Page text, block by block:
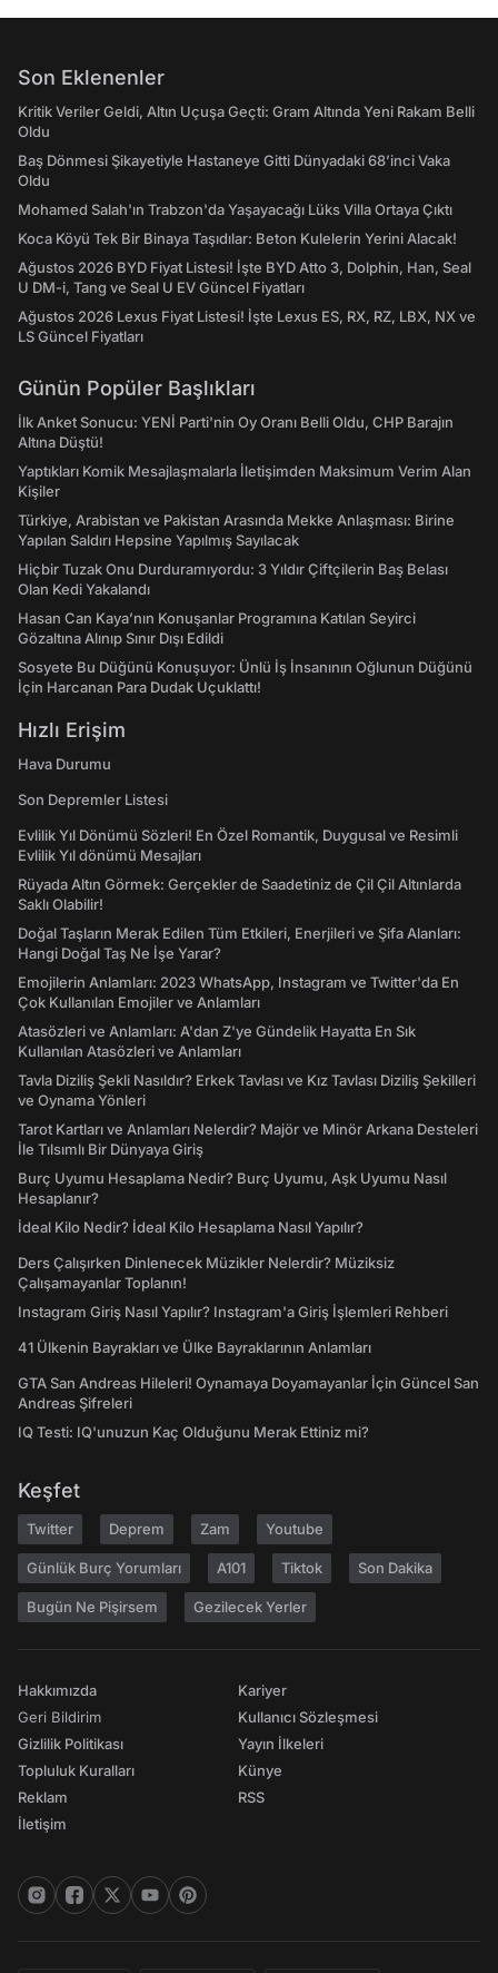
Son Eklenenler
Kritik Veriler Geldi, Altın Uçuşa Geçti: Gram Altında Yeni Rakam Belli
Oldu
Baş Dönmesi Şikayetiyle Hastaneye Gitti Dünyadaki 68’inci Vaka
Oldu
Mohamed Salah'ın Trabzon'da Yaşayacağı Lüks Villa Ortaya Çıktı
Koca Köyü Tek Bir Binaya Taşıdılar: Beton Kulelerin Yerini Alacak!
Ağustos 2026 BYD Fiyat Listesi! İşte BYD Atto 3, Dolphin, Han, Seal
U DM-i, Tang ve Seal U EV Güncel Fiyatları
Ağustos 2026 Lexus Fiyat Listesi! İşte Lexus ES, RX, RZ, LBX, NX ve
LS Güncel Fiyatları
Günün Popüler Başlıkları
İlk Anket Sonucu: YENİ Parti'nin Oy Oranı Belli Oldu, CHP Barajın
Altına Düştü!
Yaptıkları Komik Mesajlaşmalarla İletişimden Maksimum Verim Alan
Kişiler
Türkiye, Arabistan ve Pakistan Arasında Mekke Anlaşması: Birine
Yapılan Saldırı Hepsine Yapılmış Sayılacak
Hiçbir Tuzak Onu Durduramıyordu: 3 Yıldır Çiftçilerin Baş Belası
Olan Kedi Yakalandı
Hasan Can Kaya’nın Konuşanlar Programına Katılan Seyirci
Gözaltına Alınıp Sınır Dışı Edildi
Sosyete Bu Düğünü Konuşuyor: Ünlü İş İnsanının Oğlunun Düğünü
İçin Harcanan Para Dudak Uçuklattı!
Hızlı Erişim
Hava Durumu
Son Depremler Listesi
Evlilik Yıl Dönümü Sözleri! En Özel Romantik, Duygusal ve Resimli
Evlilik Yıl dönümü Mesajları
Rüyada Altın Görmek: Gerçekler de Saadetiniz de Çil Çil Altınlarda
Saklı Olabilir!
Doğal Taşların Merak Edilen Tüm Etkileri, Enerjileri ve Şifa Alanları:
Hangi Doğal Taş Ne İşe Yarar?
Emojilerin Anlamları: 2023 WhatsApp, Instagram ve Twitter'da En
Çok Kullanılan Emojiler ve Anlamları
Atasözleri ve Anlamları: A'dan Z'ye Gündelik Hayatta En Sık
Kullanılan Atasözleri ve Anlamları
Tavla Diziliş Şekli Nasıldır? Erkek Tavlası ve Kız Tavlası Diziliş Şekilleri
ve Oynama Yönleri
Tarot Kartları ve Anlamları Nelerdir? Majör ve Minör Arkana Desteleri
İle Tılsımlı Bir Dünyaya Giriş
Burç Uyumu Hesaplama Nedir? Burç Uyumu, Aşk Uyumu Nasıl
Hesaplanır?
İdeal Kilo Nedir? İdeal Kilo Hesaplama Nasıl Yapılır?
Ders Çalışırken Dinlenecek Müzikler Nelerdir? Müziksiz
Çalışamayanlar Toplanın!
Instagram Giriş Nasıl Yapılır? Instagram'a Giriş İşlemleri Rehberi
41 Ülkenin Bayrakları ve Ülke Bayraklarının Anlamları
GTA San Andreas Hileleri! Oynamaya Doyamayanlar İçin Güncel San
Andreas Şifreleri
IQ Testi: IQ'unuzun Kaç Olduğunu Merak Ettiniz mi?
Keşfet
Twitter Deprem Zam Youtube
Günlük Burç Yorumları A101 Tiktok Son Dakika
Bugün Ne Pişirsem Gezilecek Yerler
Hakkımızda
Geri Bildirim
Gizlilik Politikası
Topluluk Kuralları
Reklam
İletişim
Kariyer
Kullanıcı Sözleşmesi
Yayın İlkeleri
Künye
RSS